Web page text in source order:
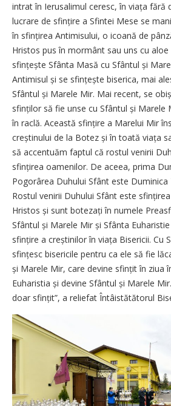
intrat în Ierusalimul ceresc, în viața fără
lucrare de sfințire a Sfintei Mese se
în sfințirea Antimisului, o icoană de
Hristos pus în mormânt sau uns cu aloe
sfințește Sfânta Masă cu Sfântul și
Antimisul și se sfințește biserica, mai
Sfântul și Marele Mir. Mai recent, se
sfinților să fie unse cu Sfântul și Marele
în raclă. Această sfințire a Marelui Mir
creștinului de la Botez și în toată viața
să accentuăm faptul că rostul venirii
sfințirea oamenilor. De aceea, prima
Pogorârea Duhului Sfânt este
Rostul venirii Duhului Sfânt este
Hristos și sunt botezați în numele
Sfântul și Marele Mir și Sfânta
sfințire a creștinilor în viața Bisericii. Cu
sfințesc bisericile pentru ca ele să fie
și Marele Mir, care devine sfințit în ziua
Euharistia și devine Sfântul și Marele
doar sfințit”, a reliefat Întâistătătorul